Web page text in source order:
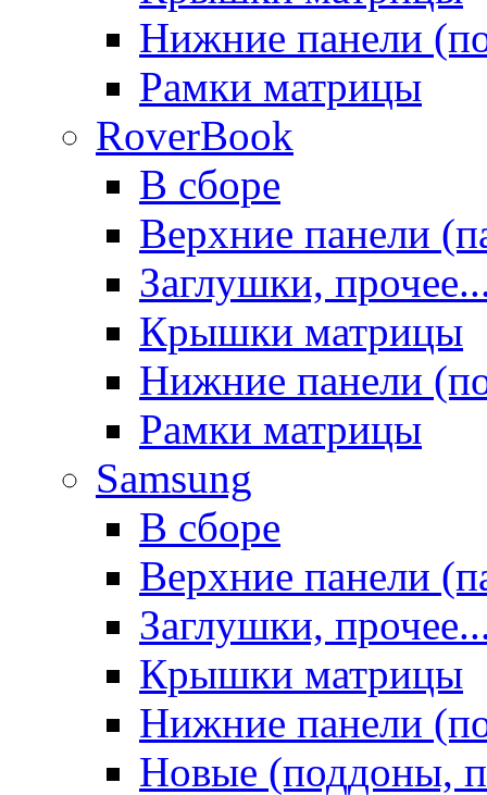
Нижние панели
Рамки матрицы
RoverBook
В сборе
Верхние панели
Заглушки,
Крышки матрицы
Нижние панели
Рамки матрицы
Samsung
В сборе
Верхние панели
Заглушки,
Крышки матрицы
Нижние панели
Новые (поддоны,